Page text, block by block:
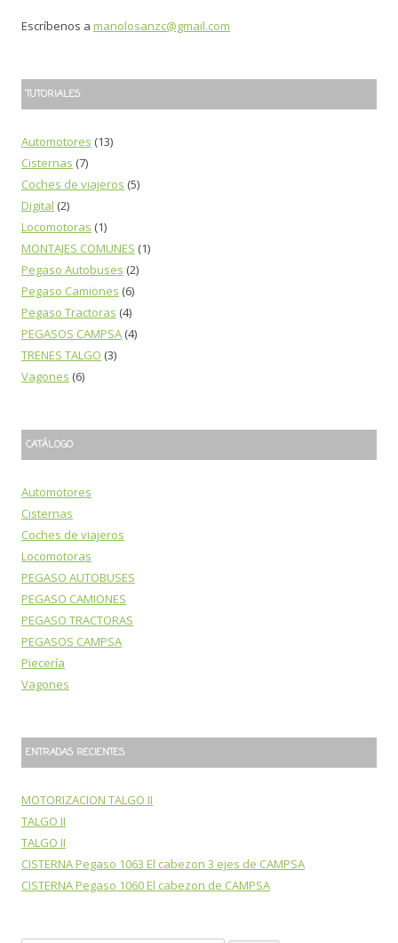
Escríbenos a manolosanzc@gmail.com
TUTORIALES
Automotores (13)
Cisternas (7)
Coches de viajeros (5)
Digital (2)
Locomotoras (1)
MONTAJES COMUNES (1)
Pegaso Autobuses (2)
Pegaso Camiones (6)
Pegaso Tractoras (4)
PEGASOS CAMPSA (4)
TRENES TALGO (3)
Vagones (6)
CATÁLOGO
Automotores
Cisternas
Coches de viajeros
Locomotoras
PEGASO AUTOBUSES
PEGASO CAMIONES
PEGASO TRACTORAS
PEGASOS CAMPSA
Piecería
Vagones
ENTRADAS RECIENTES
MOTORIZACION TALGO II
TALGO II
TALGO II
CISTERNA Pegaso 1063 El cabezon 3 ejes de CAMPSA
CISTERNA Pegaso 1060 El cabezon de CAMPSA